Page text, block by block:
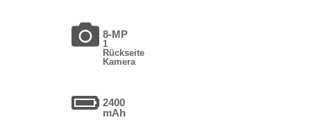
8-MP
1
Rückseite
Kamera
2400
mAh